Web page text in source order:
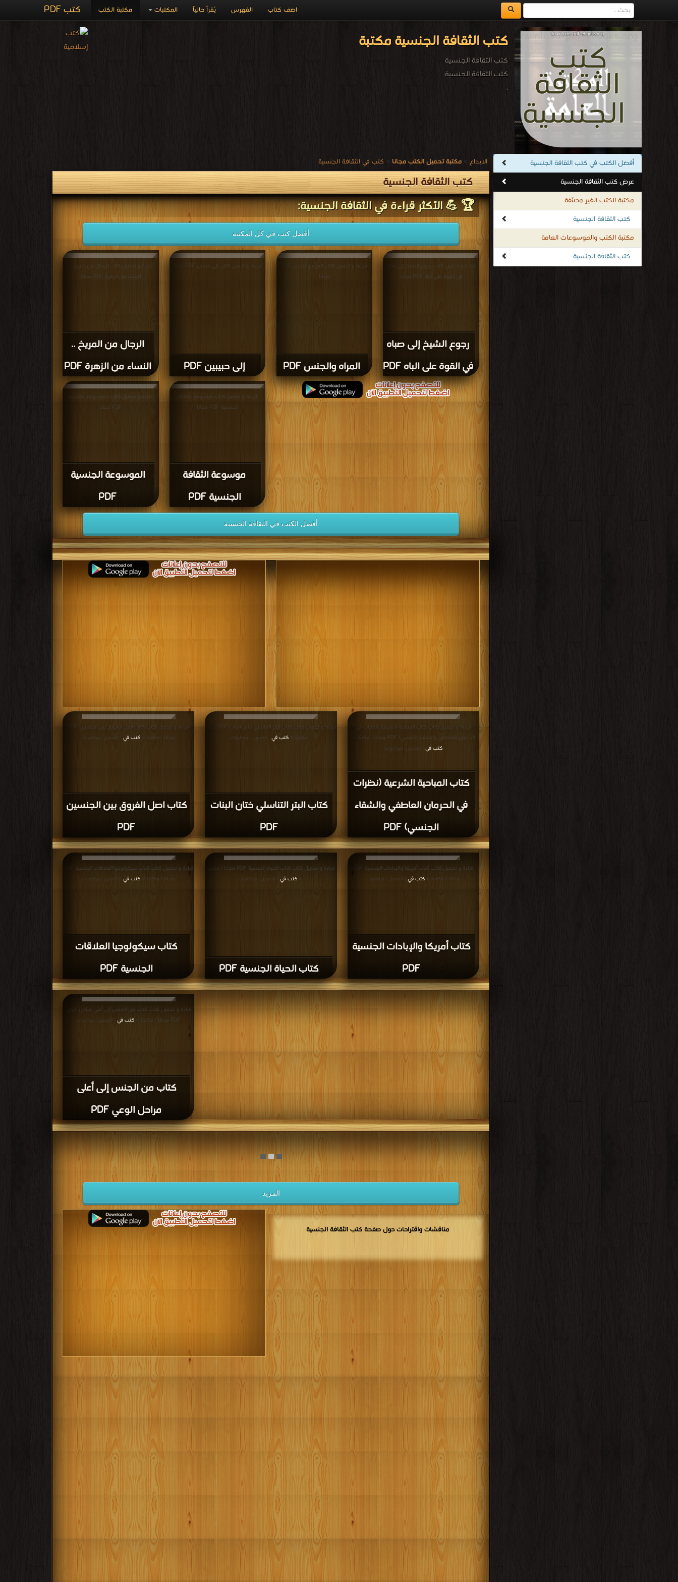
كتب PDF مكتبة الكتب المكتبات يُقرأ حالياً الفهرس اضف كتاب
كتب الثقافة الجنسية مكتبة
كتب الثقافة الجنسية
كتب الثقافة الجنسية
.
أفضل الكتب في كتب الثقافة الجنسية
عرض كتب الثقافة الجنسية
مكتبة الكتب الغير مصنّفة
كتب الثقافة الجنسية
مكتبة الكتب والموسوعات العامة
كتب الثقافة الجنسية
الابداع > مكتبة تحميل الكتب مجانا > كتب في الثقافة الجنسية
كتب الثقافة الجنسية
🏆 💪 الأكثر قراءة في الثقافة الجنسية:
أفضل كتب في كل المكتبة
الرجال من المريخ ..
النساء من الزهرة PDF
قراءة و تحميل كتاب الرجال من المريخ ..
النساء من الزهرة PDF مجانا
إلى حبيبين PDF
قراءة و تحميل كتاب إلى حبيبين PDF مجانا
المراه والجنس PDF
مجانا
رجوع الشيخ إلى صباه
في القوة على الباه PDF
قراءة و تحميل كتاب رجوع الشيخ إلى صباه
في القوة على الباه PDF مجانا
الموسوعة الجنسية
PDF
قراءة و تحميل كتاب الموسوعة الجنسية
PDF مجانا
موسوعة الثقافة
الجنسية PDF
قراءة و تحميل كتاب موسوعة الثقافة
الجنسية PDF مجانا
أفضل الكتب في الثقافة الجنسية
كتاب اصل الفروق بين الجنسين
PDF
قراءة و تحميل كتاب كتاب اصل الفروق بين الجنسين PDF
مجانا | مكتبة >كتب في | التحميل : مرة/مرات
كتاب البتر التناسلي ختان البنات
PDF
| مكتبة > كتب في | التحميل : مرة/مرات
كتاب المباحية الشرعية (نظرات
في الحرمان العاطفي والشقاء
الجنسي) PDF
قراءة و تحميل كتاب كتاب المباحية الشرعية (نظرات في
الحرمان العاطفي والشقاء الجنسي) PDF مجانا | مكتبة >
كتب في
| التحميل : مرة/مرات
كتاب سيكولوجيا العلاقات
الجنسية PDF
مجانا | مكتبة >كتب في | التحميل : مرة/مرات
كتاب الحياة الجنسية PDF
قراءة و تحميل كتاب كتاب الحياة الجنسية PDF مجانا | مكتبة
> كتب في | التحميل : مرة/مرات
كتاب أمريكا والإبادات الجنسية
PDF
مجانا | مكتبة > كتب في | التحميل : مرة/مرات
كتاب من الجنس إلى أعلى
مراحل الوعي PDF
قراءة و تحميل كتاب كتاب من الجنس إلى أعلى مراحل الوعي
PDF مجانا | مكتبة >
كتب في | التحميل : مرة/مرات
المزيد
مناقشات واقتراحات حول صفحة كتب الثقافة الجنسية